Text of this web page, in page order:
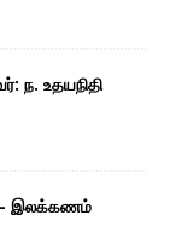
ந. உதயநிதி
– இலக்கணம்